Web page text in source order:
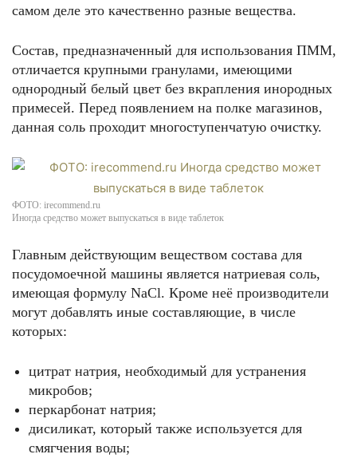
самом деле это качественно разные вещества.
Состав, предназначенный для использования ПММ,
отличается крупными гранулами, имеющими
однородный белый цвет без вкрапления инородных
примесей. Перед появлением на полке магазинов,
данная соль проходит многоступенчатую очистку.
ФОТО: irecommend.ru
Иногда средство может выпускаться в виде таблеток
Главным действующим веществом состава для
посудомоечной машины является натриевая соль,
имеющая формулу NaCl. Кроме неё производители
могут добавлять иные составляющие, в числе
которых:
цитрат натрия, необходимый для устранения
микробов;
перкарбонат натрия;
дисиликат, который также используется для
смягчения воды;